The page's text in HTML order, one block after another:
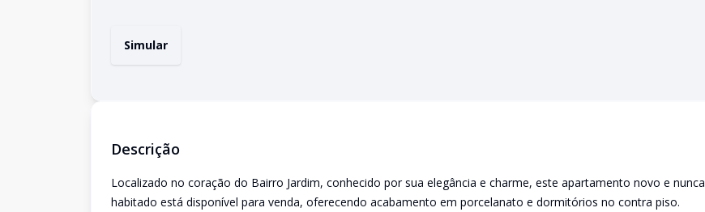
Simular
Descrição
Localizado no coração do Bairro Jardim, conhecido por sua elegância e charme, este apartamento novo e nunca
habitado está disponível para venda, oferecendo acabamento em porcelanato e dormitórios no contra piso.